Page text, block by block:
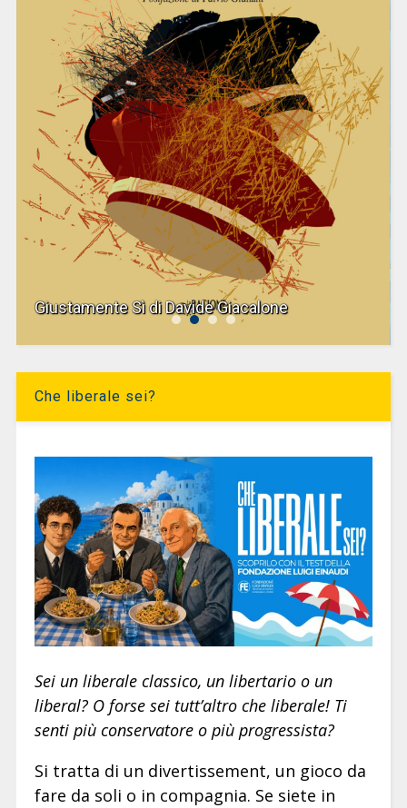
Giustamente Sì di Davide Giacalone
Che liberale sei?
Sei un liberale classico, un libertario o un
liberal? O forse sei tutt’altro che liberale! Ti
senti più conservatore o più progressista?
Si tratta di un divertissement, un gioco da
fare da soli o in compagnia. Se siete in